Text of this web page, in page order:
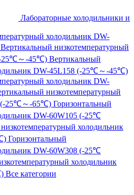
Лабораторные холодильники и
холодильник DW-
Вертикальный низкотемпературный
25℃～-45℃) Вертикальный
DW-45L158 (-25℃～-45℃)
холодильник DW-
низкотемпературный
(-25℃～-65℃) Горизонтальный
DW-60W105 (-25℃
холодильник
Горизонтальный
DW-60W308 (-25℃
холодильник
Все категории